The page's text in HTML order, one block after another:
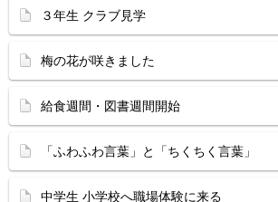
３年生 クラブ見学
梅の花が咲きました
給食週間・図書週間開始
「ふわふわ言葉」と「ちくちく言葉」
中学生 小学校へ職場体験に来る